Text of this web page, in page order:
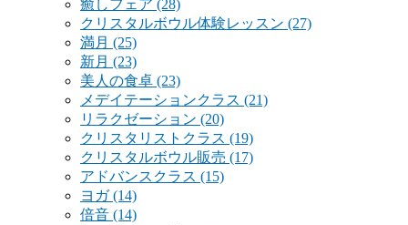
癒しフェア (28)
クリスタルボウル体験レッスン (27)
満月 (25)
新月 (23)
美人の食卓 (23)
メデイテーションクラス (21)
リラクゼーション (20)
クリスタリストクラス (19)
クリスタルボウル販売 (17)
アドバンスクラス (15)
ヨガ(14)
倍音 (14)